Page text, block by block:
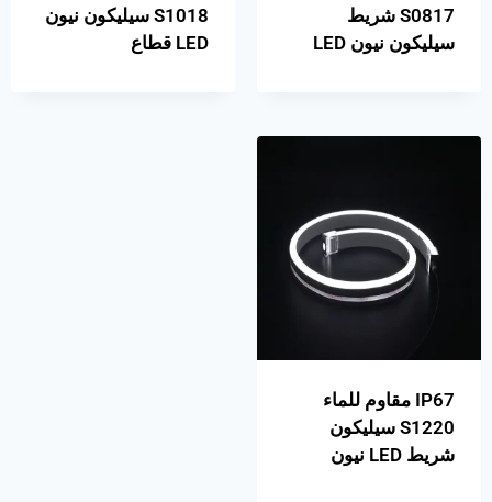
S0817 شريط
سيليكون نيون LED
S1018 سيليكون نيون
LED قطاع
IP67 مقاوم للماء
S1220 سيليكون
شريط LED نيون